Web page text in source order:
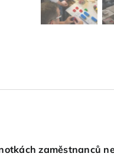
zaměstnanců